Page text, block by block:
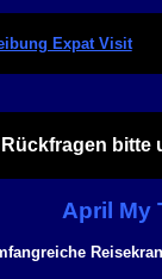
Expat Visit
Rückfragen bitte
April My